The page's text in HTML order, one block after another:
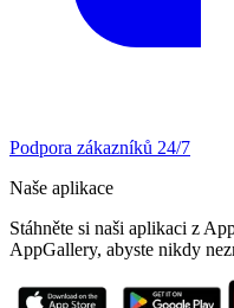
Podpora zákazníků 24/7
Naše aplikace
Stáhněte si naši aplikaci z
AppGallery, abyste nikdy